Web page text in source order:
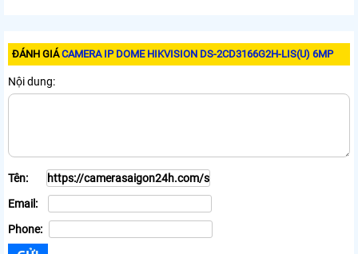
ĐÁNH GIÁCAMERA IP DOME HIKVISION DS-2CD3166G2H-LIS(U) 6MP
Nội dung:
Tên:
Email:
Phone: